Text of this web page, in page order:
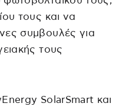
τους και να
συμβουλές για
τους
SolarSmart και